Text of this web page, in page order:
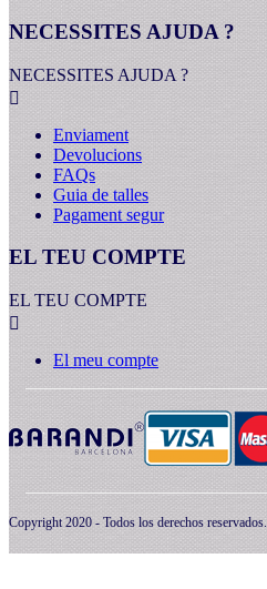
NECESSITES AJUDA ?
NECESSITES AJUDA ?

Enviament
Devolucions
FAQs
Guia de talles
Pagament segur
EL TEU COMPTE
EL TEU COMPTE

El meu compte
Copyright 2020 - Todos los derechos reservados.